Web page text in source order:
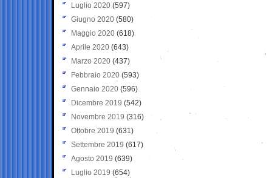
Luglio 2020 (597)
Giugno 2020 (580)
Maggio 2020 (618)
Aprile 2020 (643)
Marzo 2020 (437)
Febbraio 2020 (593)
Gennaio 2020 (596)
Dicembre 2019 (542)
Novembre 2019 (316)
Ottobre 2019 (631)
Settembre 2019 (617)
Agosto 2019 (639)
Luglio 2019 (654)